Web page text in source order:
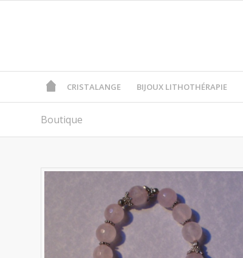
CRISTALANGE BIJOUX LITHOTHÉRAPIE
Boutique